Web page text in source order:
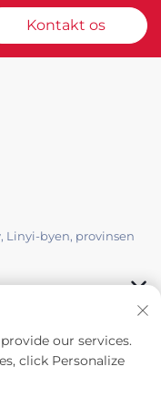
Kontakt os
Linyi-byen, provinsen
our services.
click Personalize